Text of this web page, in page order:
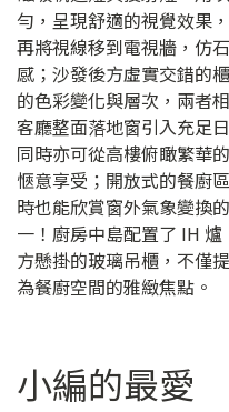
勻，呈現舒適的視覺效果
再將視線移到電視牆，仿
感；沙發後方虛實交錯的
的色彩變化與層次，兩者
客廳整面落地窗引入充足
同時亦可從高樓俯瞰繁華
愜意享受；開放式的餐廚
時也能欣賞窗外氣象變換
一！廚房中島配置了 IH
方懸掛的玻璃吊櫃，不僅
為餐廚空間的雅緻焦點。
小編的最愛